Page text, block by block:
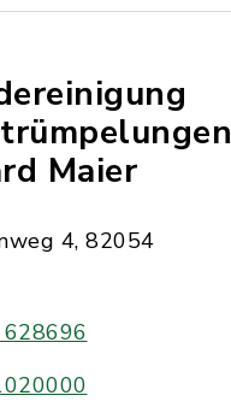
Maier
4, 82054